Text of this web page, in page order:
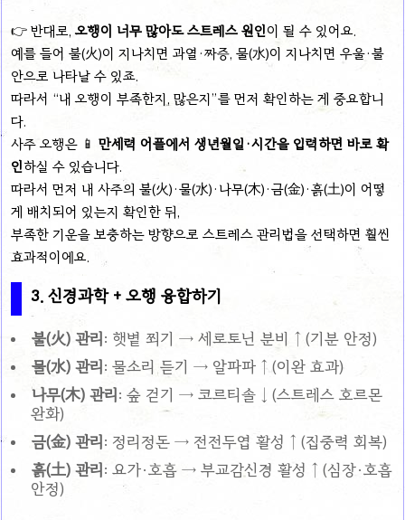
👉 반대로, 오행이 너무 많아도 스트레스 원인이 될 수 있어요.
예를 들어 불(火)이 지나치면 과열·짜증, 물(水)이 지나치면 우울·불
안으로 나타날 수 있죠.
따라서 “내 오행이 부족한지, 많은지”를 먼저 확인하는 게 중요합니
다.
사주 오행은 📱 만세력 어플에서 생년월일·시간을 입력하면 바로 확
인하실 수 있습니다.
따라서 먼저 내 사주의 불(火)·물(水)·나무(木)·금(金)·흙(土)이 어떻
게 배치되어 있는지 확인한 뒤,
부족한 기운을 보충하는 방향으로 스트레스 관리법을 선택하면 훨씬
효과적이에요.
3. 신경과학 + 오행 융합하기
불(火) 관리 : 햇볕 쬐기 → 세로토닌 분비 ↑ (기분 안정)
물(水) 관리 : 물소리 듣기 → 알파파 ↑ (이완 효과)
나무(木) 관리 : 숲 걷기 → 코르티솔 ↓ (스트레스 호르몬
완화)
금(金) 관리 : 정리정돈 → 전전두엽 활성 ↑ (집중력 회복)
흙(土) 관리 : 요가·호흡 → 부교감신경 활성 ↑ (심장·호흡
안정)